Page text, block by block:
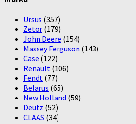
Ursus (357)
Zetor (179)
John Deere (154)
Massey Ferguson (143)
Case (122)
Renault (106)
Fendt (77)
Belarus (65)
New Holland (59)
Deutz (52)
CLAAS (34)